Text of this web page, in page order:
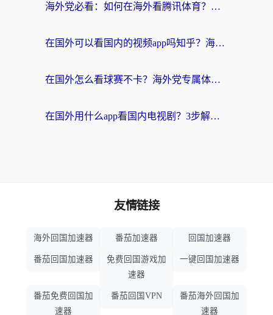
海外党必看：如何在海外看腾讯体育？解决赛事直播地区限制的终极指南
在国外可以看国内的视频app吗知乎？海外党亲测有效的追剧加速方案
在国外怎么看球赛不卡？海外党专属体育直播自由指南
在国外用什么app看国内电视剧？3步解决版权限制+卡顿难题
友情链接
海外回国加速器 番茄加速器 回国加速器
番茄回国加速器
免费回国游戏加
速器
一键回国加速器
番茄免费回国加
速器
番茄回国VPN
番茄海外回国加
速器